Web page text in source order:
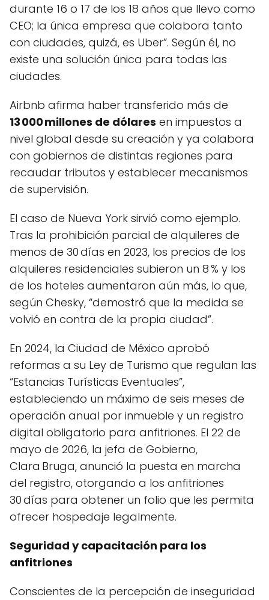
durante 16 o 17 de los 18 años que llevo como
CEO; la única empresa que colabora tanto
con ciudades, quizá, es Uber”. Según él, no
existe una solución única para todas las
ciudades.
Airbnb afirma haber transferido más de
13 000 millones de dólares en impuestos a
nivel global desde su creación y ya colabora
con gobiernos de distintas regiones para
recaudar tributos y establecer mecanismos
de supervisión.
El caso de Nueva York sirvió como ejemplo.
Tras la prohibición parcial de alquileres de
menos de 30 días en 2023, los precios de los
alquileres residenciales subieron un 8 % y los
de los hoteles aumentaron aún más, lo que,
según Chesky, “demostró que la medida se
volvió en contra de la propia ciudad”.
En 2024, la Ciudad de México aprobó
reformas a su Ley de Turismo que regulan las
“Estancias Turísticas Eventuales”,
estableciendo un máximo de seis meses de
operación anual por inmueble y un registro
digital obligatorio para anfitriones. El 22 de
mayo de 2026, la jefa de Gobierno,
Clara Bruga, anunció la puesta en marcha
del registro, otorgando a los anfitriones
30 días para obtener un folio que les permita
ofrecer hospedaje legalmente.
Seguridad y capacitación para los
anfitriones
Conscientes de la percepción de inseguridad